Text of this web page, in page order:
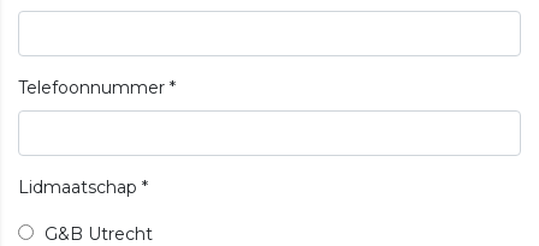
Telefoonnummer *
Lidmaatschap *
G&B Utrecht